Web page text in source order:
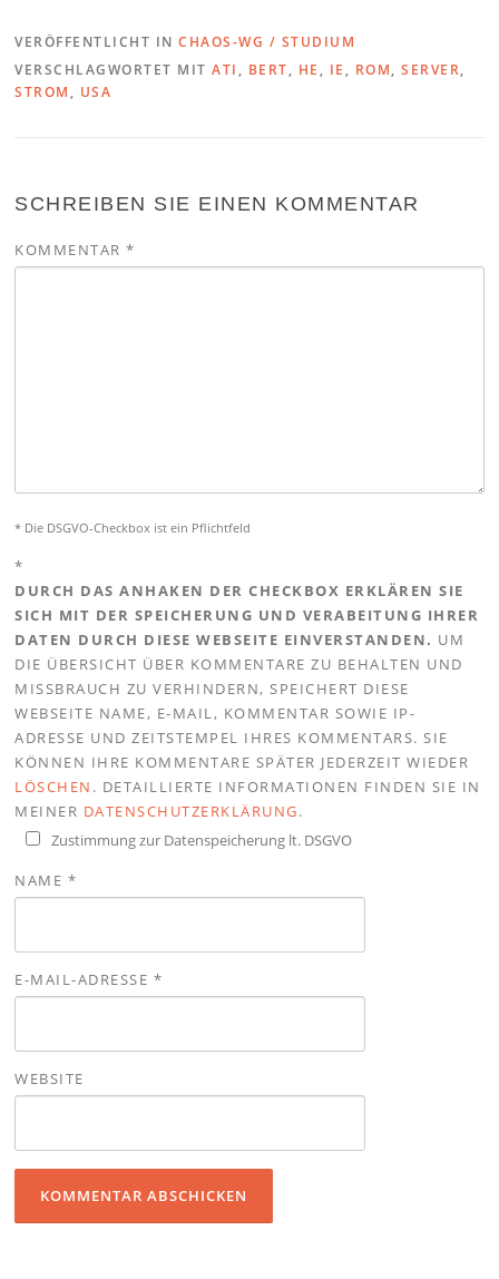
VERÖFFENTLICHT INCHAOS-WG / STUDIUM
VERSCHLAGWORTET MITATI , BERT, HE , IE , ROM,SERVER,
STROM , USA
SCHREIBEN SIE EINEN KOMMENTAR
KOMMENTAR*
* Die DSGVO-Checkbox ist ein Pflichtfeld
*
DURCH DAS ANHAKEN DER CHECKBOX ERKLÄREN SIE
SICH MIT DER SPEICHERUNG UND VERABEITUNG IHRER
DATEN DURCH DIESE WEBSEITE EINVERSTANDEN. UM
DIE ÜBERSICHT ÜBER KOMMENTARE ZU BEHALTEN UND
MISSBRAUCH ZU VERHINDERN, SPEICHERT DIESE
WEBSEITE NAME, E-MAIL, KOMMENTAR SOWIE IP-
ADRESSE UND ZEITSTEMPEL IHRES KOMMENTARS. SIE
KÖNNEN IHRE KOMMENTARE SPÄTER JEDERZEIT WIEDER
LÖSCHEN . DETAILLIERTE INFORMATIONEN FINDEN SIE IN
MEINER DATENSCHUTZERKLÄRUNG.
Zustimmung zur Datenspeicherung lt. DSGVO
NAME *
E-MAIL-ADRESSE *
WEBSITE